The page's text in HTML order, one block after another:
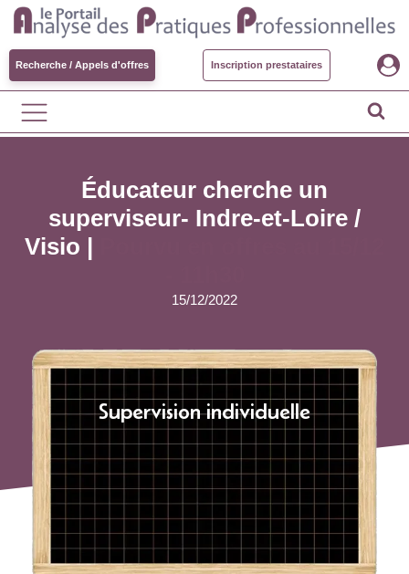
Recherche / Appels d'offres Inscription prestataires
Éducateur cherche un
superviseur- Indre-et-Loire /
Visio |
15/12/2022
Supervision individuelle